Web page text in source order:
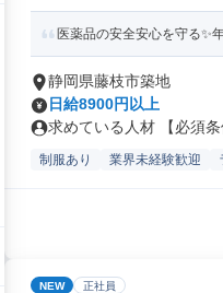
医薬品の安全安心を守る✨
静岡県藤枝市築地
日給8900円以上
求めている人材 【必須
制服あり 業界未経験歓迎
NEW 正社員